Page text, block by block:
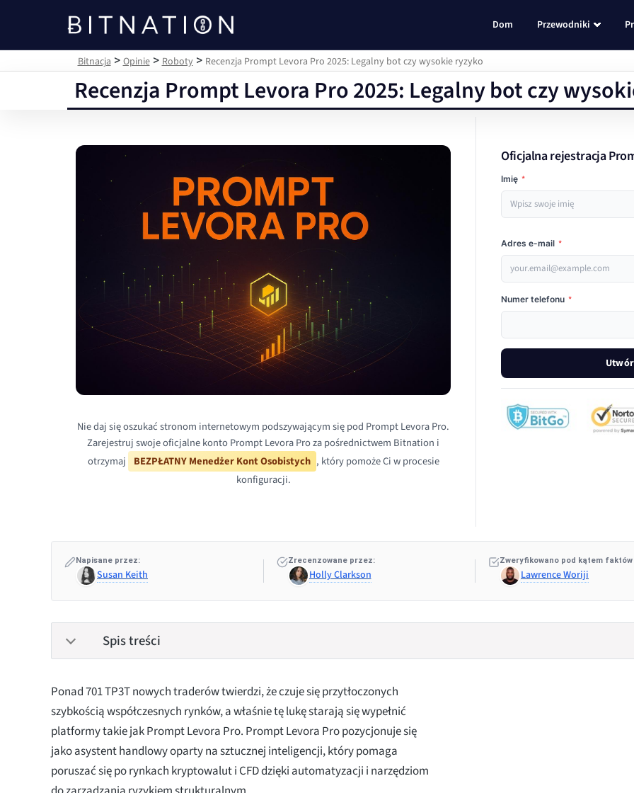
Bitnacja
Dom Przewodniki
Bitnacja >Opinie>Roboty> Recenzja Prompt Levora Pro 2025: Legalny bot czy wysokie ryzyko
Recenzja Prompt Levora Pro 2025: Legalny bot czy
Nie daj się oszukać stronom internetowym podszywającym się pod Prompt Levora Pro.
Zarejestruj swoje oficjalne konto Prompt Levora Pro za pośrednictwem Bitnation i
otrzymaj
BEZPŁATNY Menedżer Kont Osobistych , który pomoże Ci w procesie
konfiguracji.
Oficjalna rejestracja
Imię *
Adres e-mail *
Numer telefonu *
Napisane przez:
Susan Keith
Zrecenzowane przez:
Holly Clarkson
Zweryfikowano pod kątem
Lawrence Woriji
Spis treści
Ponad 701 TP3T nowych traderów twierdzi, że czuje się przytłoczonych
szybkością współczesnych rynków, a właśnie tę lukę starają się wypełnić
platformy takie jak Prompt Levora Pro. Prompt Levora Pro pozycjonuje się
jako asystent handlowy oparty na sztucznej inteligencji, który pomaga
poruszać się po rynkach kryptowalut i CFD dzięki automatyzacji i narzędziom